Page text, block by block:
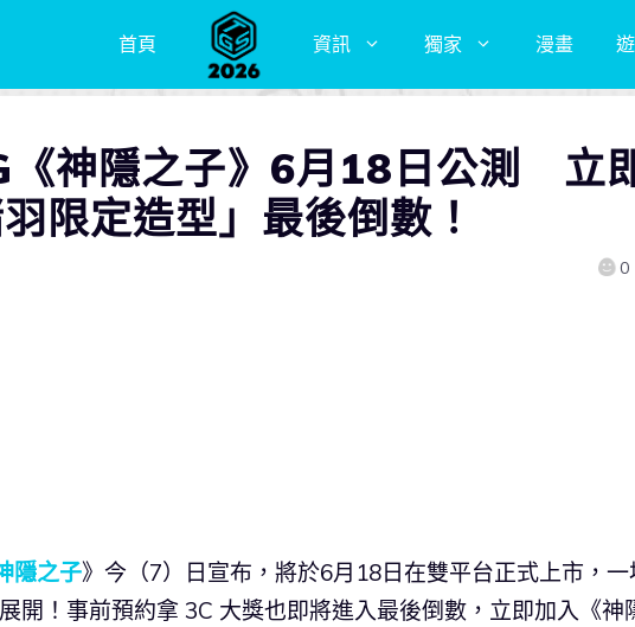
首頁 資訊 獨家 漫畫
《神隱之子》6月18日公測 立
限定造型」最後倒數！
0
隱之子》今（7）日宣布，將於6月18日在雙平台正式上市，一
開！事前預約拿 3C 大獎也即將進入最後倒數，立即加入《神